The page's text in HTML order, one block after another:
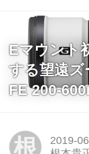
Eマウント
する望遠ズ
FE 200-
根
2019-